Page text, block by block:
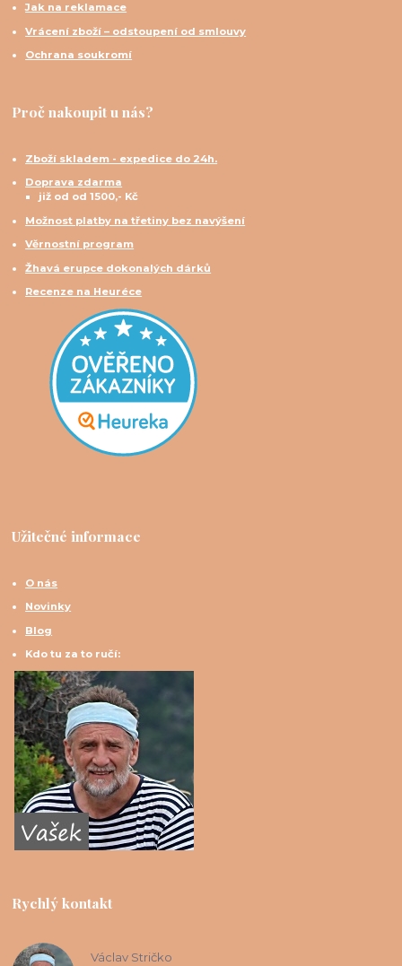
Jak na reklamace
Vrácení zboží – odstoupení od smlouvy
Ochrana soukromí
Proč nakoupit u nás?
Zboží skladem - expedice do 24h.
Doprava zdarma
již od od 1500,- Kč
Možnost platby na třetiny bez navýšení
Věrnostní program
Žhavá erupce dokonalých dárků
Recenze na Heuréce
Užitečné informace
O nás
Novinky
Blog
Kdo tu za to ručí:
Rychlý kontakt
Václav Stričko